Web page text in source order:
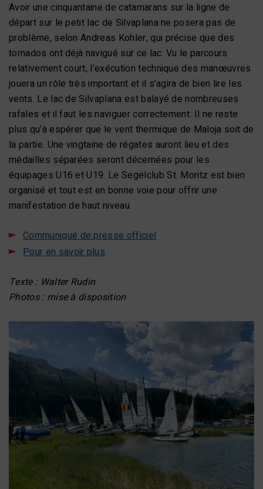
Avoir une cinquantaine de catamarans sur la ligne de
départ sur le petit lac de Silvaplana ne posera pas de
problème, selon Andreas Kohler, qui précise que des
tornados ont déjà navigué sur ce lac. Vu le parcours
relativement court, l’exécution technique des manœuvres
jouera un rôle très important et il s’agira de bien lire les
vents. Le lac de Silvaplana est balayé de nombreuses
rafales et il faut les naviguer correctement. Il ne reste
plus qu’à espérer que le vent thermique de Maloja soit de
la partie. Une vingtaine de régates auront lieu et des
médailles séparées seront décernées pour les
équipages U16 et U19. Le Segelclub St. Moritz est bien
organisé et tout est en bonne voie pour offrir une
manifestation de haut niveau.
Communiqué de presse officiel
Pour en savoir plus
Texte : Walter Rudin
Photos : mise à disposition